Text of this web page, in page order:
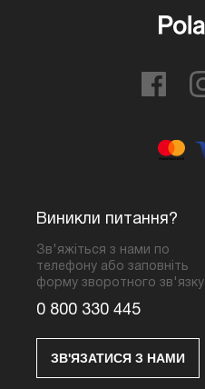
Виникли питання?
Зв'яжіться з нами по
телефону або заповніть
форму зворотного зв'язку
0 800 330 445
ЗВ'ЯЗАТИСЯ З НАМИ